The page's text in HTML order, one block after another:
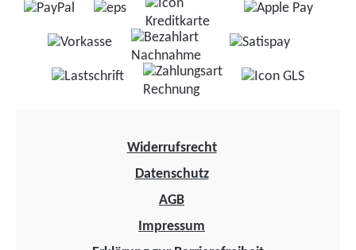
Widerrufsrecht
Datenschutz
AGB
Impressum